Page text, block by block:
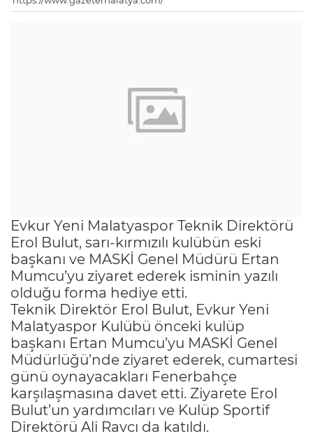
Evkur Yeni Malatyaspor Teknik Direktörü
Erol Bulut, sarı-kırmızılı kulübün eski
başkanı ve MASKİ Genel Müdürü Ertan
Mumcu’yu ziyaret ederek isminin yazılı
olduğu forma hediye etti.
Teknik Direktör Erol Bulut, Evkur Yeni
Malatyaspor Kulübü önceki kulüp
başkanı Ertan Mumcu’yu MASKİ Genel
Müdürlüğü’nde ziyaret ederek, cumartesi
günü oynayacakları Fenerbahçe
karşılaşmasına davet etti. Ziyarete Erol
Bulut’un yardımcıları ve Kulüp Sportif
Direktörü Ali Ravcı da katıldı.